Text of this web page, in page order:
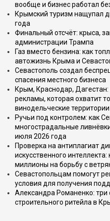
вообще и бизнес работал
Крымский туризм нащупал
года
Финальный отсчёт: крыса,
администрации Трампа
Газ вместо бензина: как
автожизнь Крыма и
Севастополь создал
спасения местного бизнеса
Крым, Краснодар,
рекламы, которая охватит
винодельческие территории
Ручьи под контролем: как
многострадальные
июля 2026 года
Проверка на антиплагиат
искусственного
миллионы на борьбу с
Севастопольцам помогут
условия для получения
Александра Романенко:
строительного ритейла в